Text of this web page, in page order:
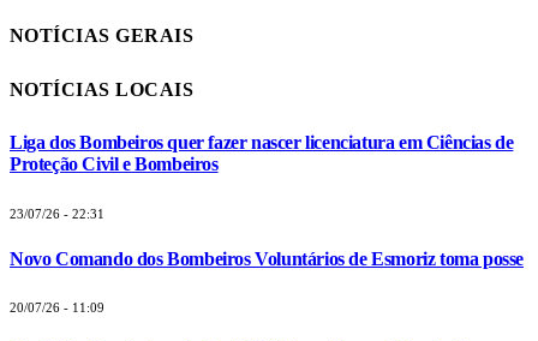
NOTÍCIAS GERAIS
NOTÍCIAS LOCAIS
Liga dos Bombeiros quer fazer nascer licenciatura em Ciências de
Proteção Civil e Bombeiros
23/07/26 - 22:31
Novo Comando dos Bombeiros Voluntários de Esmoriz toma posse
20/07/26 - 11:09